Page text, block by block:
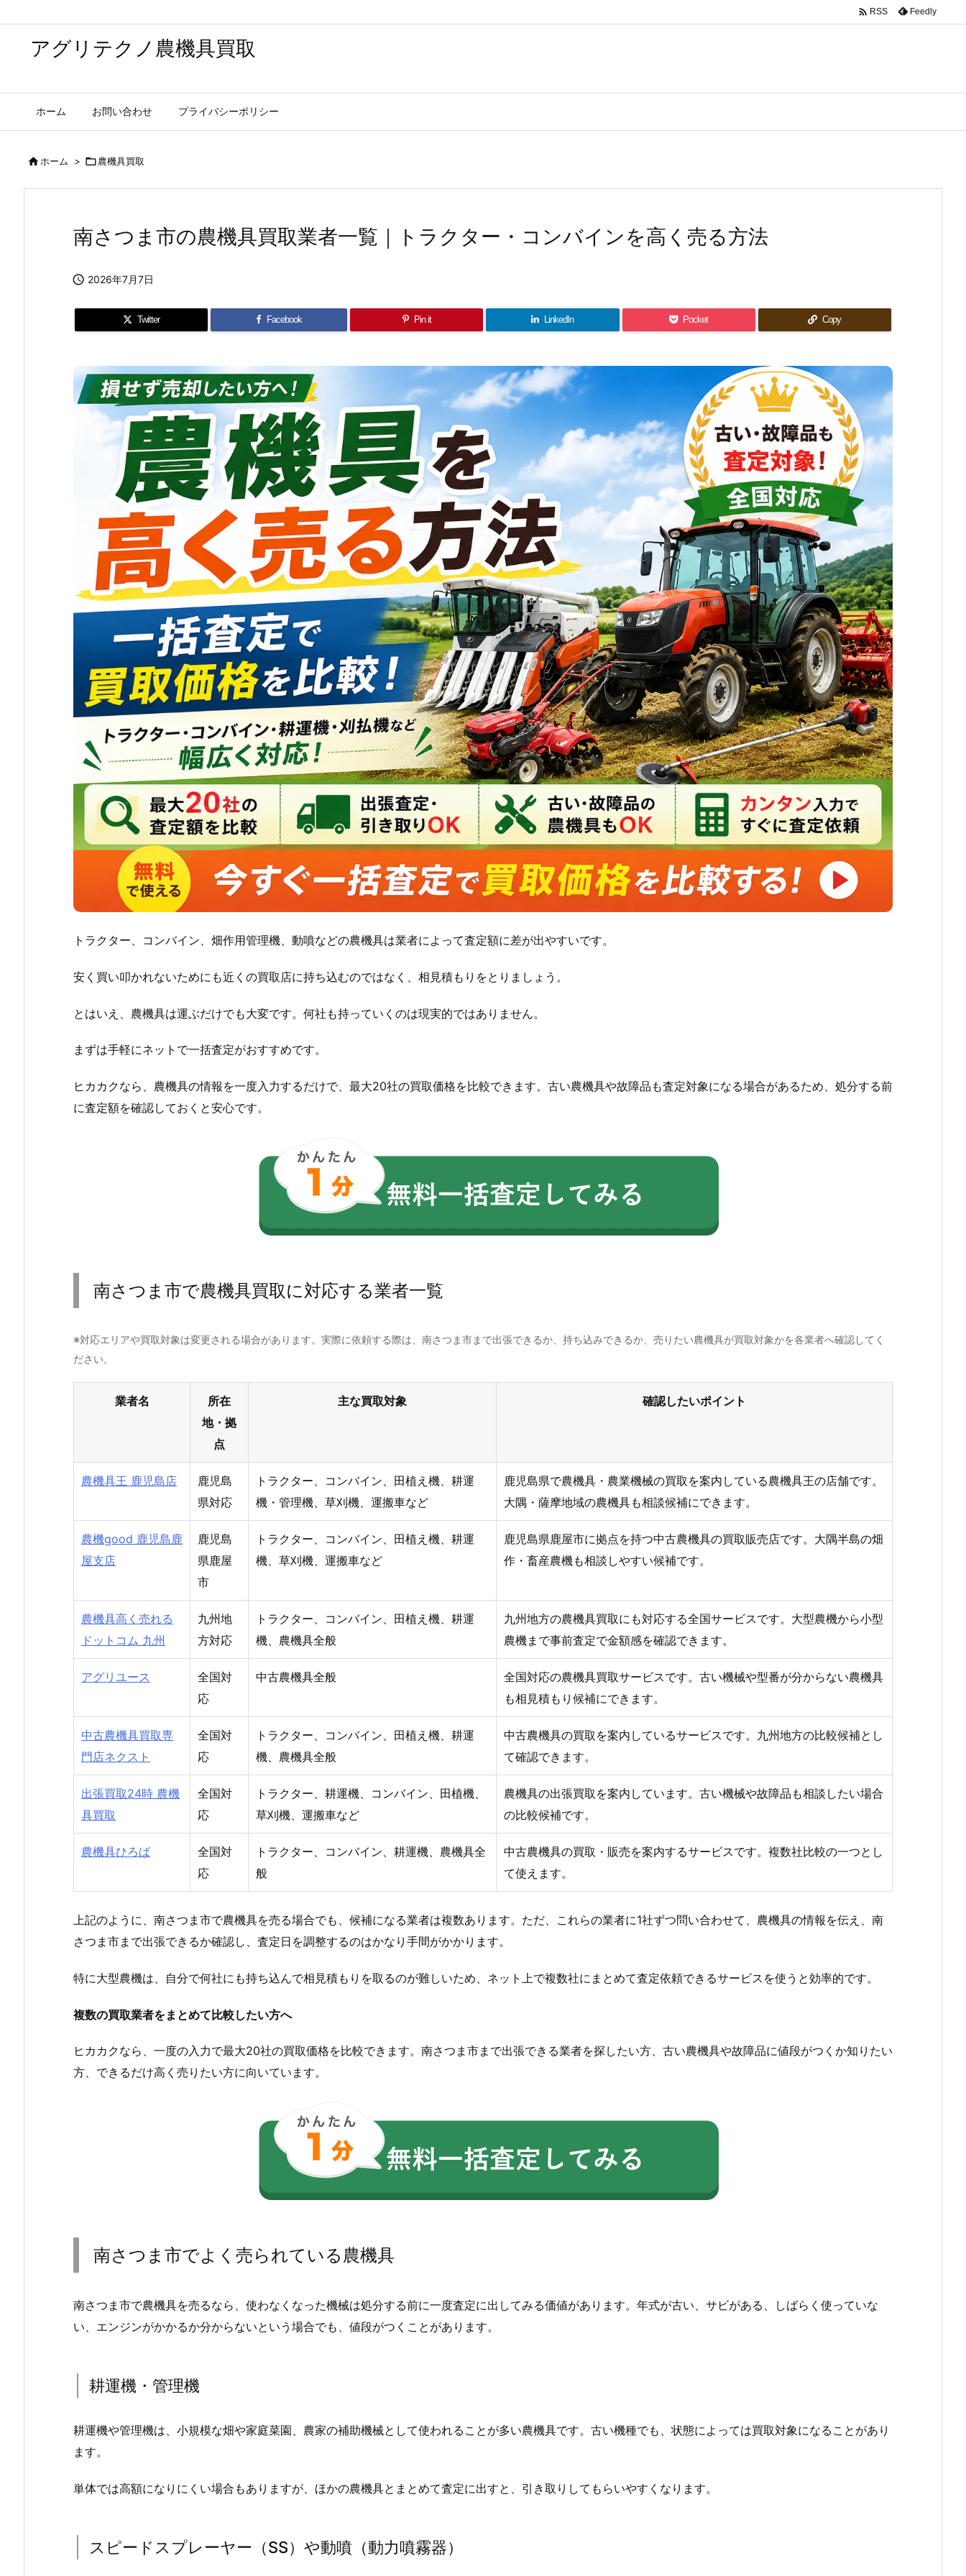
アグリテクノ農機具買取
ホーム お問い合わせ プライバシーポリシー
 RSS Feedly
ホーム > 農機具買取
南さつま市の農機具買取業者一覧｜トラクター・コンバインを高く売る方法
 2026年7月7日
Twitter Facebook Pin it LinkedIn Pocket Copy
トラクター、コンバイン、畑作用管理機、動噴などの農機具は業者によって査定額に差が出やすいです。
安く買い叩かれないためにも近くの買取店に持ち込むのではなく、相見積もりをとりましょう。
とはいえ、農機具は運ぶだけでも大変です。何社も持っていくのは現実的ではありません。
まずは手軽にネットで一括査定がおすすめです。
ヒカカクなら、農機具の情報を一度入力するだけで、最大20社の買取価格を比較できます。古い農機具や故障品も査定対象になる場合があるため、処分する前
に査定額を確認しておくと安心です。
南さつま市で農機具買取に対応する業者一覧
※対応エリアや買取対象は変更される場合があります。実際に依頼する際は、南さつま市まで出張できるか、持ち込みできるか、売りたい農機具が買取対象かを各業者へ確認してく
ださい。
業者名
所在
地・拠
点
主な買取対象 確認したいポイント
農機具王 鹿児島店
鹿児島
県対応
トラクター、コンバイン、田植え機、耕運
機・管理機、草刈機、運搬車など
鹿児島県で農機具・農業機械の買取を案内している農機具王の店舗です。
大隅・薩摩地域の農機具も相談候補にできます。
農機good 鹿児島鹿
屋支店
鹿児島
県鹿屋
市
トラクター、コンバイン、田植え機、耕運
機、草刈機、運搬車など
鹿児島県鹿屋市に拠点を持つ中古農機具の買取販売店です。大隅半島の畑
作・畜産農機も相談しやすい候補です。
農機具高く売れる
ドットコム 九州
九州地
方対応
トラクター、コンバイン、田植え機、耕運
機、農機具全般
九州地方の農機具買取にも対応する全国サービスです。大型農機から小型
農機まで事前査定で金額感を確認できます。
アグリユース
全国対
応
中古農機具全般
全国対応の農機具買取サービスです。古い機械や型番が分からない農機具
も相見積もり候補にできます。
中古農機具買取専
門店ネクスト
全国対
応
トラクター、コンバイン、田植え機、耕運
機、農機具全般
中古農機具の買取を案内しているサービスです。九州地方の比較候補とし
て確認できます。
出張買取24時 農機
具買取
全国対
応
トラクター、耕運機、コンバイン、田植機、
草刈機、運搬車など
農機具の出張買取を案内しています。古い機械や故障品も相談したい場合
の比較候補です。
農機具ひろば
全国対
応
トラクター、コンバイン、耕運機、農機具全
般
中古農機具の買取・販売を案内するサービスです。複数社比較の一つとし
て使えます。
上記のように、南さつま市で農機具を売る場合でも、候補になる業者は複数あります。ただ、これらの業者に1社ずつ問い合わせて、農機具の情報を伝え、南
さつま市まで出張できるか確認し、査定日を調整するのはかなり手間がかかります。
特に大型農機は、自分で何社にも持ち込んで相見積もりを取るのが難しいため、ネット上で複数社にまとめて査定依頼できるサービスを使うと効率的です。
複数の買取業者をまとめて比較したい方へ
ヒカカクなら、一度の入力で最大20社の買取価格を比較できます。南さつま市まで出張できる業者を探したい方、古い農機具や故障品に値段がつくか知りたい
方、できるだけ高く売りたい方に向いています。
南さつま市でよく売られている農機具
南さつま市で農機具を売るなら、使わなくなった機械は処分する前に一度査定に出してみる価値があります。年式が古い、サビがある、しばらく使っていな
い、エンジンがかかるか分からないという場合でも、値段がつくことがあります。
耕運機・管理機
耕運機や管理機は、小規模な畑や家庭菜園、農家の補助機械として使われることが多い農機具です。古い機種でも、状態によっては買取対象になることがあり
ます。
単体では高額になりにくい場合もありますが、ほかの農機具とまとめて査定に出すと、引き取りしてもらいやすくなります。
スピードスプレーヤー（SS）や動噴（動力噴霧器）